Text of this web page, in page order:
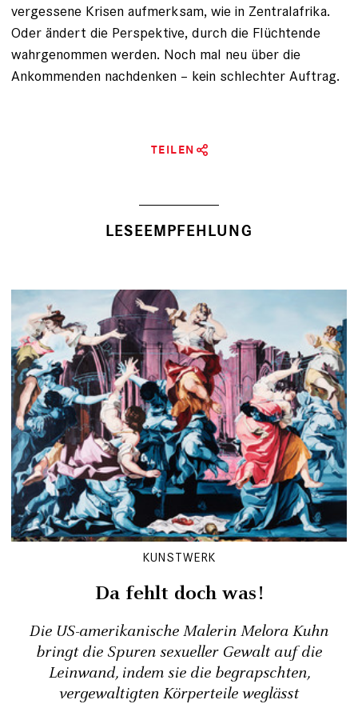
vergessene Krisen aufmerksam, wie in Zentralafrika.
Oder ändert die Perspektive, durch die Flüchtende
wahrgenommen werden. Noch mal neu über die
Ankommenden nachdenken – kein schlechter Auftrag.
TEILEN
LESEEMPFEHLUNG
KUNSTWERK
Da fehlt doch was!
Die US-amerikanische Malerin Melora Kuhn
bringt die Spuren sexueller Gewalt auf die
Leinwand, indem sie die begrapschten,
vergewaltigten Körperteile weglässt